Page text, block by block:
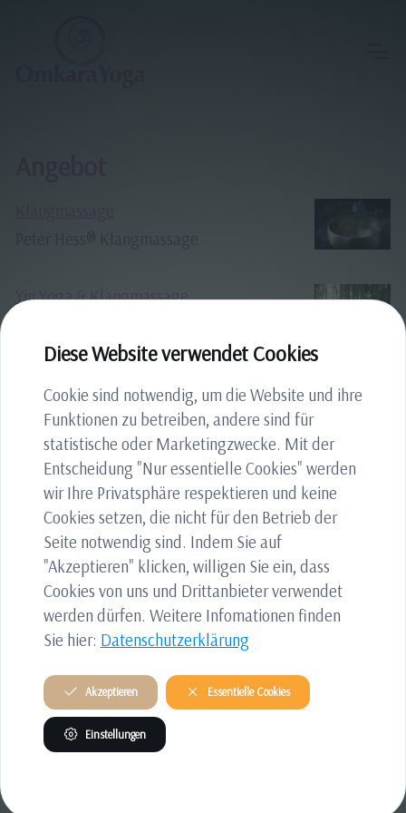
Peter Hess® Klangmassage
Yin Yoga & Klangmassage
und Seele
Kinderyoga
Mit Klangelementen spielerisch zur
Ruhe kommen
Männeryoga
Kraft, Beweglichkeit und innere Ruhe
Schwangerschaft mit Klang begleiten
Klangreisen sind eine einzigartige und
faszinierende Möglichkeit, sich durch
Klänge und Musik in einen Zustand
der Entspannung und inneren Ruhe zu
versetzen.
Diese Website verwendet Cookies
Cookie sind notwendig, um die Website und ihre
Funktionen zu betreiben, andere sind für
statistische oder Marketingzwecke. Mit der
Entscheidung "Nur essentielle Cookies" werden
wir Ihre Privatsphäre respektieren und keine
Cookies setzen, die nicht für den Betrieb der
Seite notwendig sind. Indem Sie auf
"Akzeptieren" klicken, willigen Sie ein, dass
Cookies von uns und Drittanbieter verwendet
werden dürfen. Weitere Infomationen finden
Sie hier: Datenschutzerklärung
Akzeptieren Essentielle Cookies
Einstellungen